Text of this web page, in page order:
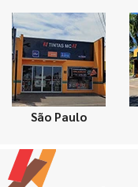
São Paulo